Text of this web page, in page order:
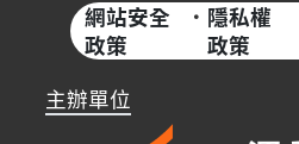
網站安全
政策
· 隱私權
政策
主辦單位